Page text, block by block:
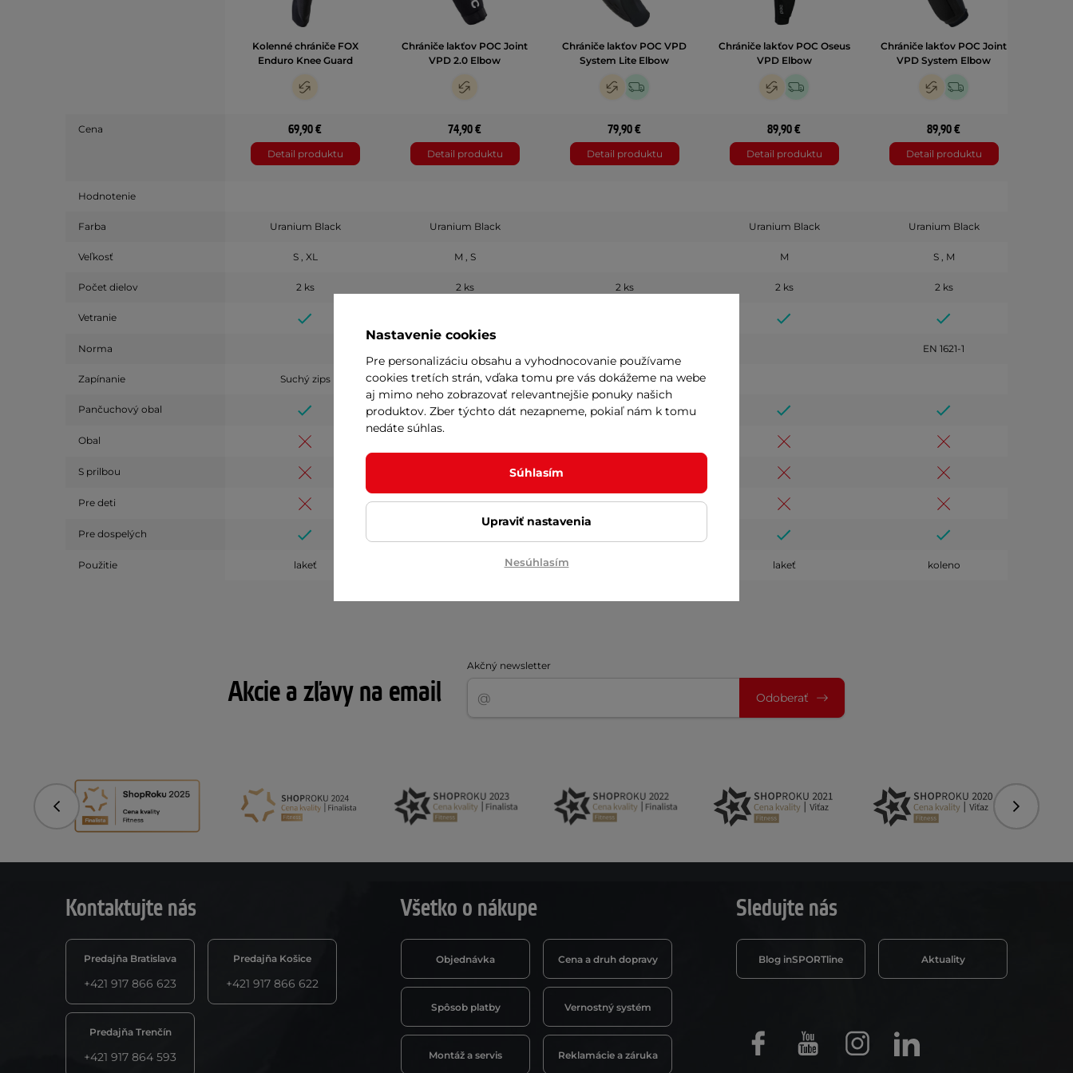
Kolenné chrániče FOX
Enduro Knee Guard
Chrániče lakťov POC Joint
VPD 2.0 Elbow
Chrániče lakťov POC VPD
System Lite Elbow
Chrániče lakťov POC Oseus
VPD Elbow
Chrániče lakťov POC Joint
VPD System Elbow
Cena 69,90 €
Detail produktu
74,90 €
Detail produktu
79,90 €
Detail produktu
89,90 €
Detail produktu
89,90 €
Detail produktu
Hodnotenie
Farba Uranium Black Uranium Black Uranium Black Uranium Black
Veľkosť S , XL M , S M S , M
Počet dielov 2 ks 2 ks 2 ks 2 ks 2 ks
Vetranie
Norma EN 1621-1
Zapínanie Suchý zips
Pančuchový obal
Obal
S prilbou
Pre deti
Pre dospelých
Použitie lakeť lakeť koleno
Akcie a zľavy na email
Akčný newsletter
Odoberať
Predchádzajúci
Kontaktujte nás
Predajňa Bratislava
+421 917 866 623
Predajňa Košice
+421 917 866 622
Predajňa Trenčín
+421 917 864 593
Všetko o nákupe
Objednávka Cena a druh dopravy
Spôsob platby Vernostný systém
Montáž a servis Reklamácie a záruka
Sledujte nás
Blog inSPORTline Aktuality
FacebookYoutube InstagramLinkedIn
Nastavenie cookies
Pre personalizáciu obsahu a vyhodnocovanie používame
cookies tretích strán, vďaka tomu pre vás dokážeme na webe
aj mimo neho zobrazovať relevantnejšie ponuky našich
produktov. Zber týchto dát nezapneme, pokiaľ nám k tomu
nedáte súhlas.
Súhlasím
Upraviť nastavenia
Nesúhlasím